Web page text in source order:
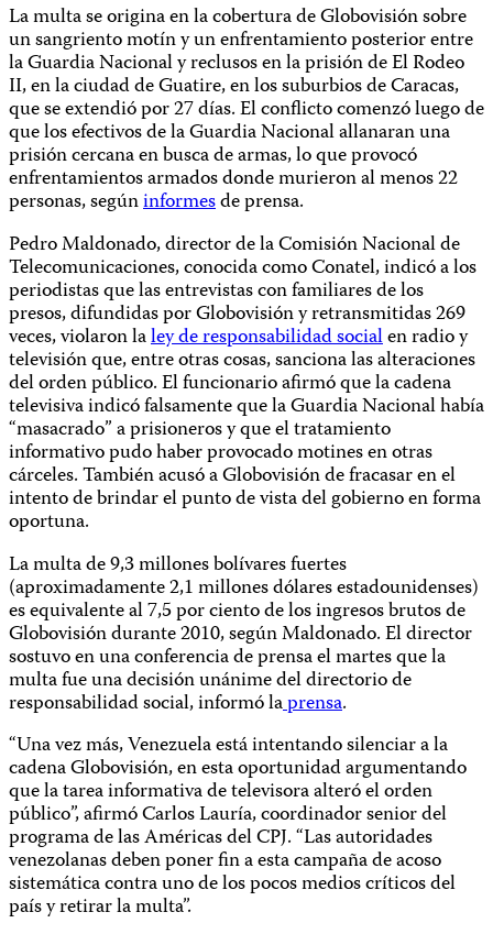
La multa se origina en la cobertura de Globovisión sobre
un sangriento motín y un enfrentamiento posterior entre
la Guardia Nacional y reclusos en la prisión de El Rodeo
II, en la ciudad de Guatire, en los suburbios de Caracas,
que se extendió por 27 días. El conflicto comenzó luego de
que los efectivos de la Guardia Nacional allanaran una
prisión cercana en busca de armas, lo que provocó
enfrentamientos armados donde murieron al menos 22
personas, segúninformesde prensa.
Pedro Maldonado, director de la Comisión Nacional de
Telecomunicaciones, conocida como Conatel, indicó a los
periodistas que las entrevistas con familiares de los
presos, difundidas por Globovisión y retransmitidas 269
veces, violaron laley de responsabilidad socialen radio y
televisión que, entre otras cosas, sanciona las alteraciones
del orden público. El funcionario afirmó que la cadena
televisiva indicó falsamente que la Guardia Nacional había
“masacrado” a prisioneros y que el tratamiento
informativo pudo haber provocado motines en otras
cárceles. También acusó a Globovisión de fracasar en el
intento de brindar el punto de vista del gobierno en forma
oportuna.
La multa de 9,3 millones bolívares fuertes
(aproximadamente 2,1 millones dólares estadounidenses)
es equivalente al 7,5 por ciento de los ingresos brutos de
Globovisión durante 2010, según Maldonado. El director
sostuvo en una conferencia de prensa el martes que la
multa fue una decisión unánime del directorio de
responsabilidad social, informó laprensa.
“Una vez más, Venezuela está intentando silenciar a la
cadena Globovisión, en esta oportunidad argumentando
que la tarea informativa de televisora alteró el orden
público”, afirmó Carlos Lauría, coordinador senior del
programa de las Américas del CPJ. “Las autoridades
venezolanas deben poner fin a esta campaña de acoso
sistemática contra uno de los pocos medios críticos del
país y retirar la multa”.